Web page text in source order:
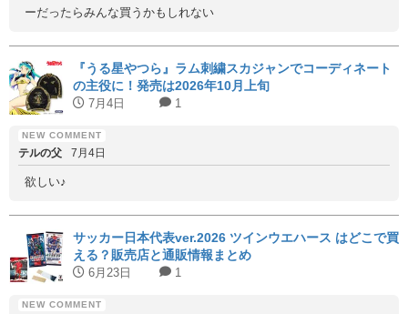
ーだったらみんな買うかもしれない
『うる星やつら』ラム刺繍スカジャンでコーディネート
の主役に！発売は2026年10月上旬
7月4日 1
テルの父 7月4日
欲しい♪
サッカー日本代表ver.2026 ツインウエハース はどこで買
える？販売店と通販情報まとめ
6月23日 1